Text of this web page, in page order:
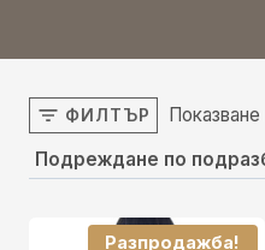
ФИЛТЪР Показване
Разпродажба!